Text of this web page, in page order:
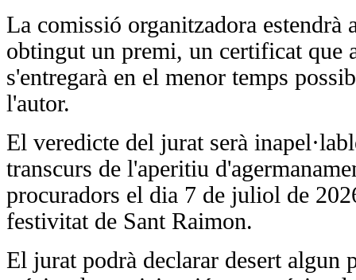
La comissió organitzadora estendrà
obtingut un premi, un certificat que
s'entregarà en el menor temps
l'autor.
El veredicte del jurat serà
transcurs de l'aperitiu
procuradors el dia 7 de juliol de
festivitat de Sant Raimon.
El jurat podrà declarar desert algun